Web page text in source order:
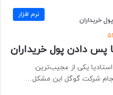
نرم افزار
پس دادن پول خریداران
یکی از عجیب‌ترین
شرکت گوگل این مشکل…